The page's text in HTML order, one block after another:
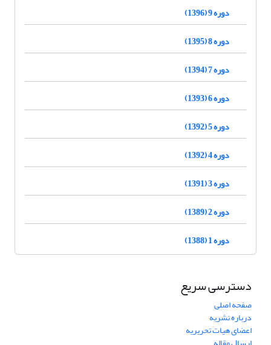
دوره 9 (1396)
دوره 8 (1395)
دوره 7 (1394)
دوره 6 (1393)
دوره 5 (1392)
دوره 4 (1392)
دوره 3 (1391)
دوره 2 (1389)
دوره 1 (1388)
دسترسی سریع
صفحه اصلی
درباره نشریه
اعضای هیات تحریریه